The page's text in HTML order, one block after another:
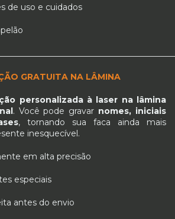
de uso e cuidados
GRATUITA NA LÂMINA
personalizada à laser na lâmina
. Você pode gravar nomes, iniciais
, tornando sua faca ainda mais
inesquecível.
em alta precisão
especiais
antes do envio